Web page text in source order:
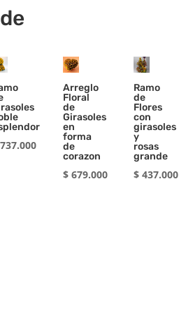
737.000
Arreglo
Floral
de
Girasoles
en
forma
de
corazon
$679.000
Ramo
de
Flores
con
girasoles
y
rosas
grande
$ 437.000